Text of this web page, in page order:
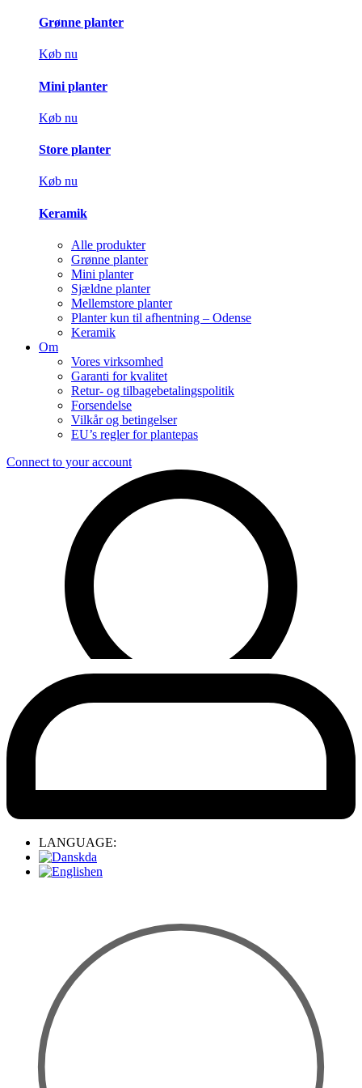
Grønne planter
Køb nu
Mini planter
Køb nu
Store planter
Køb nu
Keramik
Alle produkter
Grønne planter
Mini planter
Sjældne planter
Mellemstore planter
Planter kun til afhentning – Odense
Keramik
Om
Vores virksomhed
Garanti for kvalitet
Retur- og tilbagebetalingspolitik
Forsendelse
Vilkår og betingelser
EU’s regler for plantepas
Connect to your account
LANGUAGE:
da
en